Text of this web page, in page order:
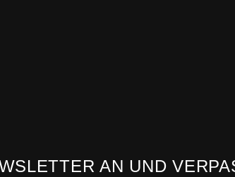
AN UND